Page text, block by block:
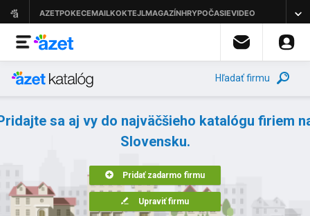
Hľadať firmu
sa aj vy do najväčšieho katalógu firiem
Slovensku.
Pridať zadarmo firmu
Upraviť firmu